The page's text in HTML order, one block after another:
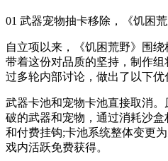
01 武器宠物抽卡移除，《饥困
自立项以来，《饥困荒野》围绕
带着这份对品质的坚持，制作
过多轮内部讨论，做出了以下优
武器卡池和宠物卡池直接取消
破的武器和宠物，通过消耗沙
和付费挂钩;卡池系统整体变更
戏内活跃免费获得。